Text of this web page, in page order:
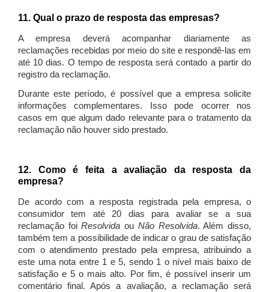
11. Qual o prazo de resposta das empresas?
A empresa deverá acompanhar diariamente as
reclamações recebidas por meio do site e respondê-las em
até 10 dias. O tempo de resposta será contado a partir do
registro da reclamação.
Durante este período, é possível que a empresa solicite
informações complementares. Isso pode ocorrer nos
casos em que algum dado relevante para o tratamento da
reclamação não houver sido prestado.
12. Como é feita a avaliação da resposta da
empresa?
De acordo com a resposta registrada pela empresa, o
consumidor tem até 20 dias para avaliar se a sua
reclamação foiResolvida ou Não Resolvida. Além disso,
também tem a possibilidade de indicar o grau de satisfação
com o atendimento prestado pela empresa, atribuindo a
este uma nota entre 1 e 5, sendo 1 o nível mais baixo de
satisfação e 5 o mais alto. Por fim, é possível inserir um
comentário final. Após a avaliação, a reclamação será